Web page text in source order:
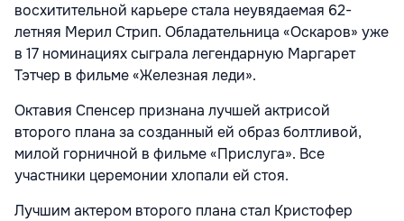
восхитительной карьере стала неувядаемая 62-
летняя Мерил Стрип. Обладательница «Оскаров» уже
в 17 номинациях сыграла легендарную Маргарет
Тэтчер в фильме «Железная леди».
Октавия Спенсер признана лучшей актрисой
второго плана за созданный ей образ болтливой,
милой горничной в фильме «Прислуга». Все
участники церемонии хлопали ей стоя.
Лучшим актером второго плана стал Кристофер